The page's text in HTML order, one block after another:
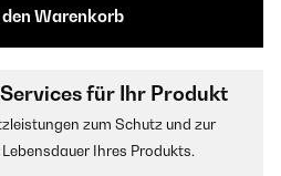
den Warenkorb
für Ihr Produkt
zum Schutz und zur
Ihres Produkts.